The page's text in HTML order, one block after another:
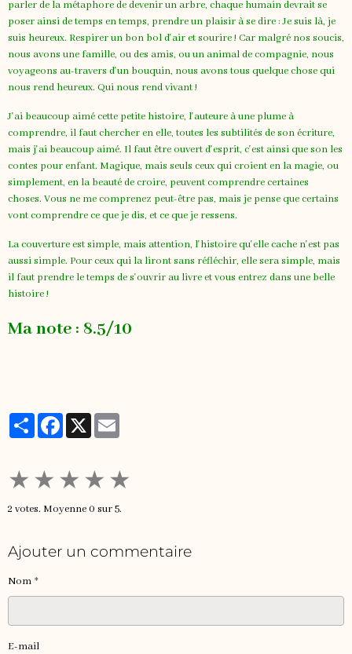
parler de la métaphore de devenir un arbre, chaque humain devrait se
poser ainsi de temps en temps, prendre un plaisir à se dire : Je suis là, je
suis heureux. Respirer un bon bol d'air et sourire ! Car malgré nos soucis,
nous avons une famille, ou des amis, ou un animal de compagnie, nous
voyageons au-travers d'un bouquin, nous avons tous quelque chose qui
nous rend heureux. Qui nous rend vivant !
J'ai beaucoup aimé cette petite histoire, l'auteure à une plume à
comprendre, il faut chercher en elle, toutes les subtilités de son écriture,
mais j'ai beaucoup aimé. Il faut être ouvert d'esprit, c'est ainsi que son les
contes pour enfant. Magique, mais seuls ceux qui croient en la magie, ou
simplement, en la beauté de croire, peuvent comprendre certaines
choses. Vous ne me comprenez peut-être pas, mais je pense que certains
vont comprendre ce que je dis, et ce que je ressens.
La couverture est simple, mais attention, l'histoire qu'elle cache n'est pas
aussi simple. Pour ceux qui la liront sans réfléchir, elle sera simple, mais
il faut prendre le temps de s'ouvrir au livre et vous entrez dans une belle
histoire !
Ma note : 8.5/10
PartagerFacebook
X
★ ★ ★ ★ ★
2 votes. Moyenne0 sur 5.
Ajouter un commentaire
Nom
E-mail